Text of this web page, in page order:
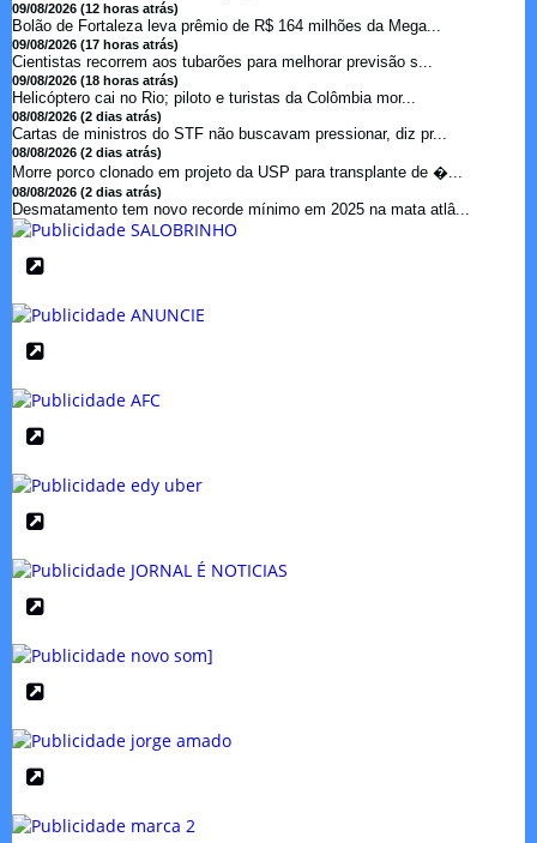
09/08/2026 (12 horas atrás)
Bolão de Fortaleza leva prêmio de R$ 164 milhões da Mega...
09/08/2026 (17 horas atrás)
Cientistas recorrem aos tubarões para melhorar previsão s...
09/08/2026 (18 horas atrás)
Helicóptero cai no Rio; piloto e turistas da Colômbia mor...
08/08/2026 (2 dias atrás)
Cartas de ministros do STF não buscavam pressionar, diz pr...
08/08/2026 (2 dias atrás)
Morre porco clonado em projeto da USP para transplante de �...
08/08/2026 (2 dias atrás)
Desmatamento tem novo recorde mínimo em 2025 na mata atlâ...